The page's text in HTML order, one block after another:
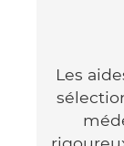
Les